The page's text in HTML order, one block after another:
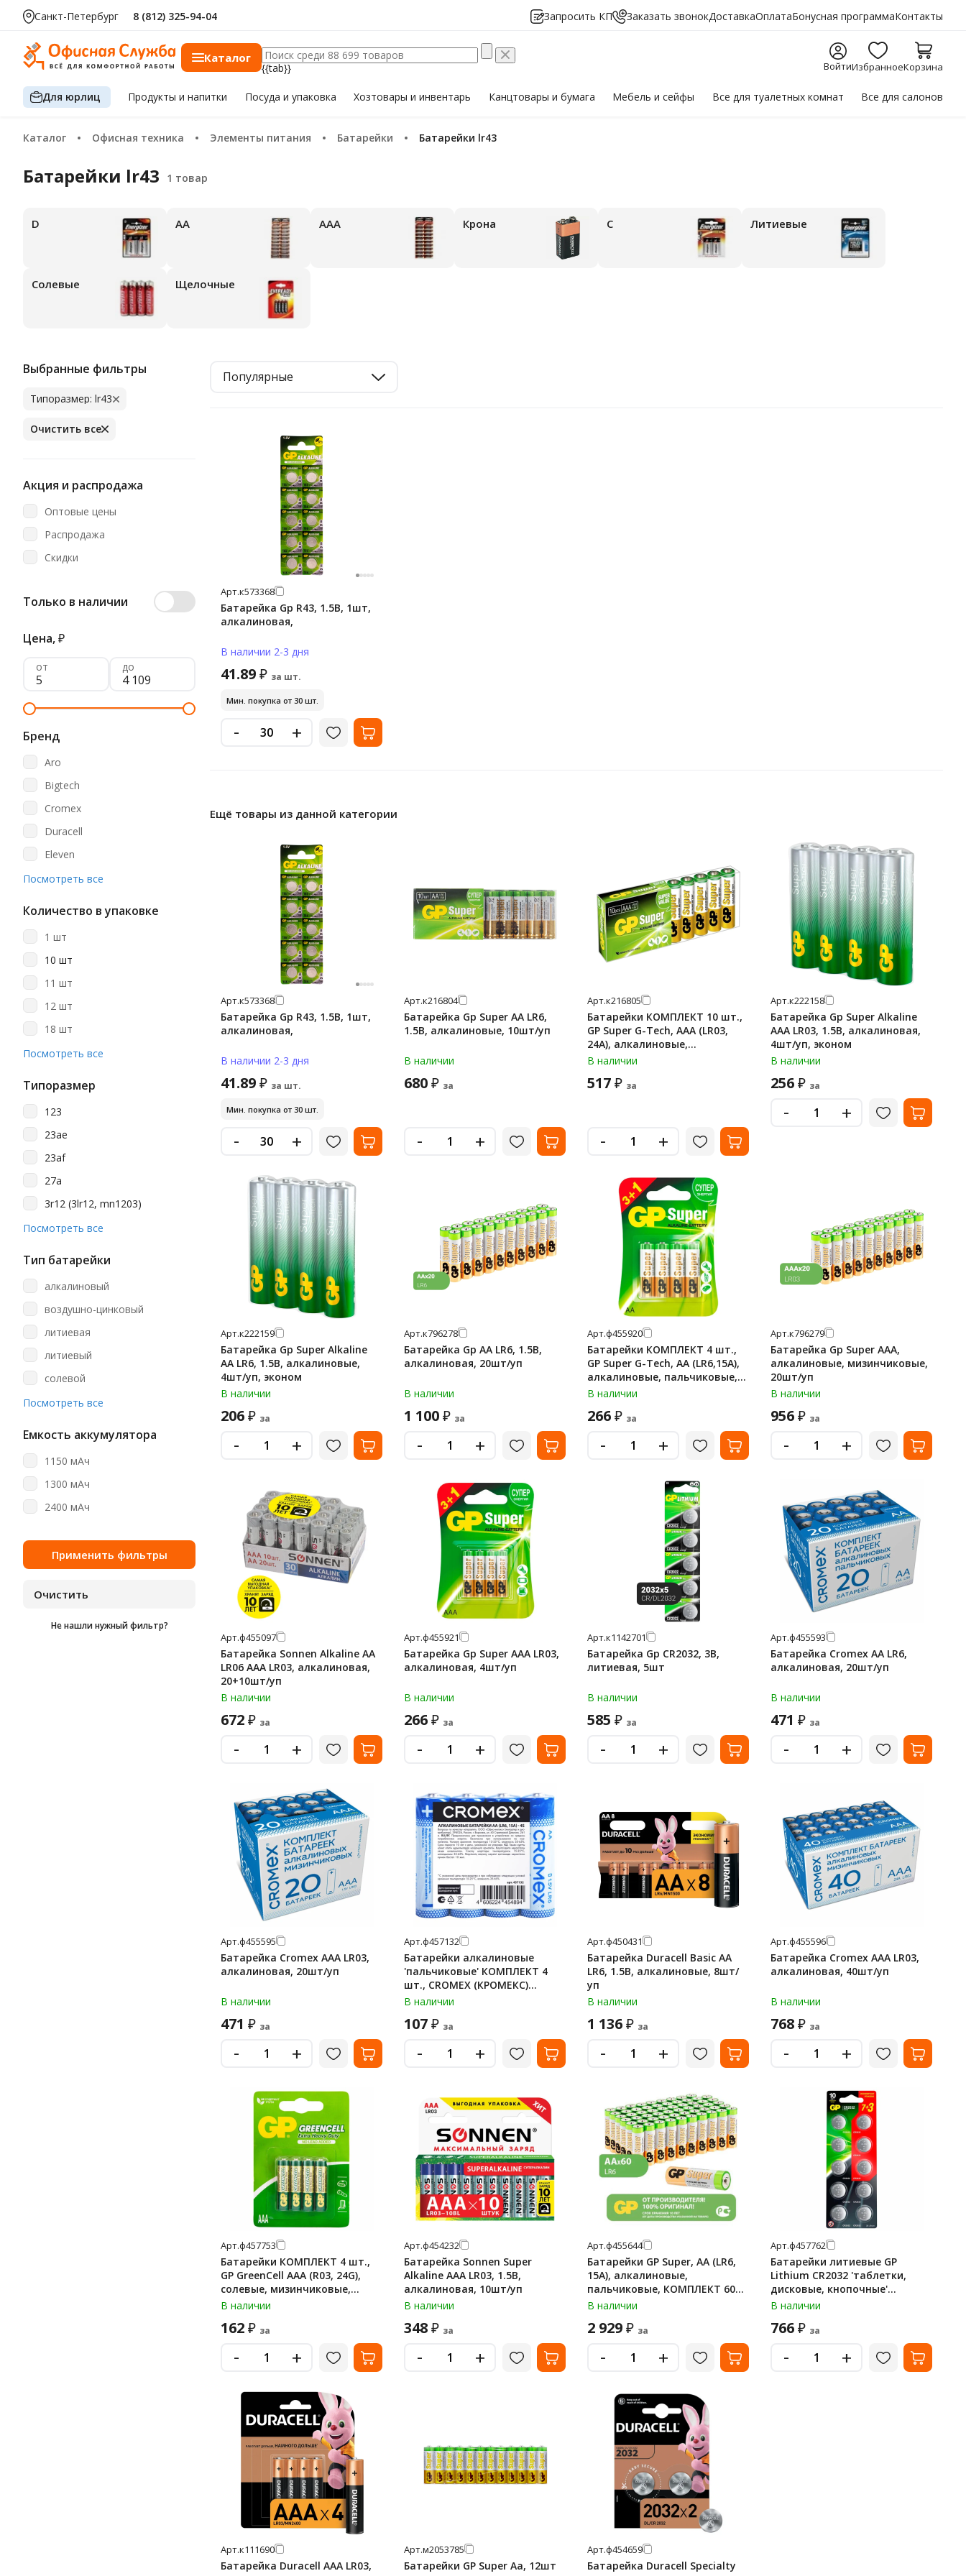
Санкт-Петербург 8 (812) 325-94-04 Запросить КП Заказать звонокДоставкаОплатаБонусная программаКонтакты
Каталог
{{tab}} ВойтиИзбранноеКорзина
Для юрлиц Продуктыи напитки Посуда и упаковка Хозтоварыи инвентарь Канцтовары и бумага Мебельи сейфы Все для туалетных комнат Все для салонов
Каталог Офисная техника Элементы питания Батарейки Батарейки lr43
Батарейки lr43
D АА ААА Крона С Литиевые
Солевые Щелочные
Выбранные фильтры
Типоразмер: lr43
Очистить все
Акция и распродажа
Оптовые цены
Распродажа
Скидки
Только в наличии
Цена,₽
от до
Бренд
Aro
Bigtech
Cromex
Duracell
Eleven
Energizer
Smart Buy
Smartbuy
Sonnen
Varta
Посмотреть все
Количество в упаковке
1 шт
10 шт
11 шт
12 шт
18 шт
2 шт
60 шт
8 шт
Посмотреть все
Типоразмер
123
23ae
23af
27a
3r12 (3lr12, mn1203)
a23
aa/aaa
cr123a
cr1616
cr2
cr2016
cr2025
cr2032 (5004lc)
cr2450
Посмотреть все
Тип батарейки
алкалиновый
воздушно-цинковый
литиевая
литиевый
солевой
щелочная
Посмотреть все
Емкость аккумулятора
1150 мАч
1300 мАч
2400 мАч
Не нашли нужный фильтр?
Популярные
Арт.к573368
Батарейка Gp R43, 1.5В, 1шт,
алкалиновая,
В наличии 2-3 дня
41.89₽ за шт.
Мин. покупка от 30 шт.
- +
Ещё товары из данной категории
Арт.к573368
Батарейка Gp R43, 1.5В, 1шт,
алкалиновая,
В наличии 2-3 дня
41.89₽ за шт.
Мин. покупка от 30 шт.
- +
Арт.к216804
Батарейка Gp Super AA LR6,
1.5В, алкалиновые, 10шт/уп
В наличии
680₽ за
- +
Арт.к216805
Батарейки КОМПЛЕКТ 10 шт.,
GP Super G-Tech, AAA (LR03,
24А), алкалиновые,
мизинчиковые, в пленке, GP
В наличии
517₽ за
- +
Арт.к222158
Батарейка Gp Super Alkaline
AAA LR03, 1.5В, алкалиновая,
4шт/уп, эконом
В наличии
256₽ за
- +
Арт.к222159
Батарейка Gp Super Alkaline
AA LR6, 1.5В, алкалиновые,
4шт/уп, эконом
В наличии
206₽ за
- +
Арт.к796278
Батарейка Gp AA LR6, 1.5В,
алкалиновая, 20шт/уп
В наличии
1 100₽ за
- +
Арт.ф455920
Батарейки КОМПЛЕКТ 4 шт.,
GP Super G-Tech, AA (LR6,15А),
алкалиновые, пальчиковые,
ПРОМО 3+1, 15A3/1-2CR4
В наличии
266₽ за
- +
Арт.к796279
Батарейка Gp Super AAA,
алкалиновые, мизинчиковые,
20шт/уп
В наличии
956₽ за
- +
Арт.ф455097
Батарейка Sonnen Alkaline AA
LR06 AAA LR03, алкалиновая,
20+10шт/уп
В наличии
672₽ за
- +
Арт.ф455921
Батарейка Gp Super AAA LR03,
алкалиновая, 4шт/уп
В наличии
266₽ за
- +
Арт.к1142701
Батарейка Gp CR2032, 3В,
литиевая, 5шт
В наличии
585 ₽ за
- +
Арт.ф455593
Батарейка Cromex АА LR6,
алкалиновая, 20шт/уп
В наличии
471 ₽ за
- +
Арт.ф455595
Батарейка Cromex AAA LR03,
алкалиновая, 20шт/уп
В наличии
471 ₽ за
- +
Арт.ф457132
Батарейки алкалиновые
'пальчиковые' КОМПЛЕКТ 4
шт., CROMEX (КРОМЕКС)
Alkaline, AA (LR6, 15A), спайка,
В наличии
107₽ за
- +
Арт.ф450431
Батарейка Duracell Basic АА
LR6, 1.5В, алкалиновые, 8шт/
уп
В наличии
1 136₽ за
- +
Арт.ф455596
Батарейка Cromex AAA LR03,
алкалиновая, 40шт/уп
В наличии
768₽ за
- +
Арт.ф457753
Батарейки КОМПЛЕКТ 4 шт.,
GP GreenCell AAA (R03, 24G),
солевые, мизинчиковые,
блистер, 24G-2CR4
В наличии
162₽ за
- +
Арт.ф454232
Батарейка Sonnen Super
Alkaline AAA LR03, 1.5В,
алкалиновая, 10шт/уп
В наличии
348₽ за
- +
Арт.ф455644
Батарейки GP Super, AA (LR6,
15А), алкалиновые,
пальчиковые, КОМПЛЕКТ 60
шт., 15A-2CRVS60
В наличии
2 929₽ за
- +
Арт.ф457762
Батарейки литиевые GP
Lithium CR2032 'таблетки,
дисковые, кнопочные'
КОМПЛЕКТ 10 шт. (ПРОМО
В наличии
766₽ за
- +
Арт.к111690
Батарейка Duracell AAA LR03,
Арт.м2053785
Батарейки GP Super Aa, 12шт
Арт.ф454659
Батарейка Duracell Specialty